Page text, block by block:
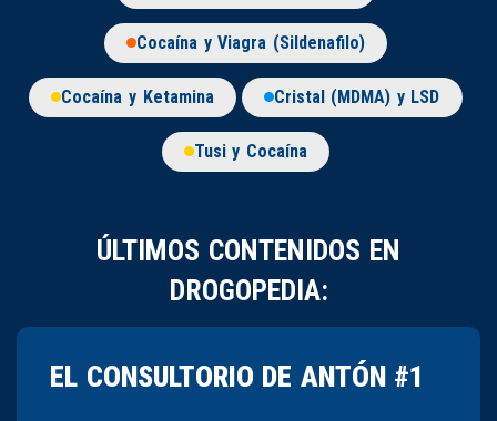
Cocaína y Viagra (Sildenafilo)
Cocaína y Ketamina Cristal (MDMA) y LSD
Tusi y Cocaína
ÚLTIMOS CONTENIDOS EN
DROGOPEDIA:
EL CONSULTORIO DE ANTÓN #1